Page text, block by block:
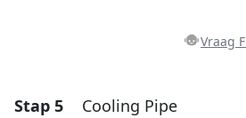
Vraag
Voeg een
Stap 5 Cooling Pipe